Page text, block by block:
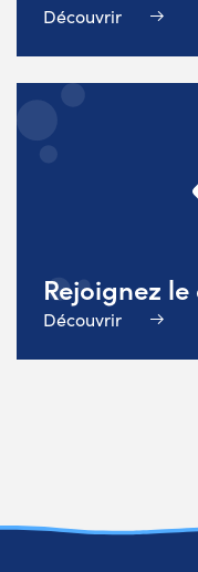
Découvrir
Rejoignez
Découvrir